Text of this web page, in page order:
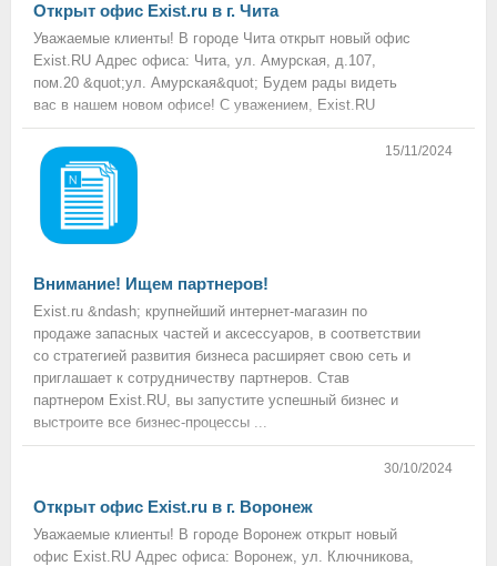
Открыт офис Exist.ru в г. Чита
Уважаемые клиенты! В городе Чита открыт новый офис
Exist.RU Адрес офиса: Чита, ул. Амурская, д.107,
пом.20 &quot;ул. Амурская&quot; Будем рады видеть
вас в нашем новом офисе! С уважением, Exist.RU
15/11/2024
Внимание! Ищем партнеров!
Exist.ru &ndash; крупнейший интернет-магазин по
продаже запасных частей и аксессуаров, в соответствии
со стратегией развития бизнеса расширяет свою сеть и
приглашает к сотрудничеству партнеров. Став
партнером Exist.RU, вы запустите успешный бизнес и
выстроите все бизнес-процессы ...
30/10/2024
Открыт офис Exist.ru в г. Воронеж
Уважаемые клиенты! В городе Воронеж открыт новый
офис Exist.RU Адрес офиса: Воронеж, ул. Ключникова,